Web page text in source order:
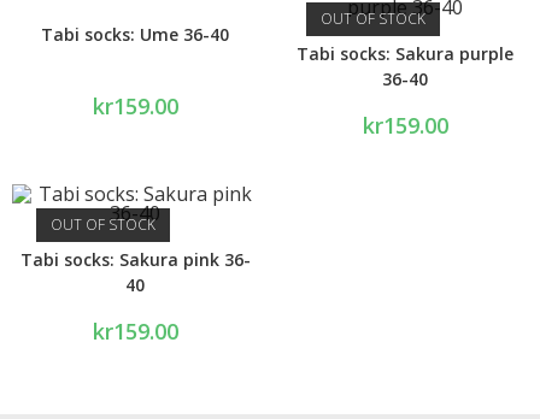
Tabi socks: Ume 36-40
kr159.00
OUT OF STOCK
Tabi socks: Sakura purple
36-40
kr159.00
OUT OF STOCK
Tabi socks: Sakura pink 36-
40
kr159.00